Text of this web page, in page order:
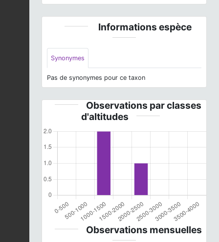
Informations espèce
Synonymes
Pas de synonymes pour ce taxon
Observations par classes
d'altitudes
Observations mensuelles